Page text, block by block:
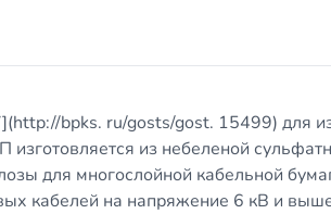
http://bpks. ru/gosts/gost. 15499) для
из небеленой
для многослойной кабельной
кабелей на напряжение 6 кВ и